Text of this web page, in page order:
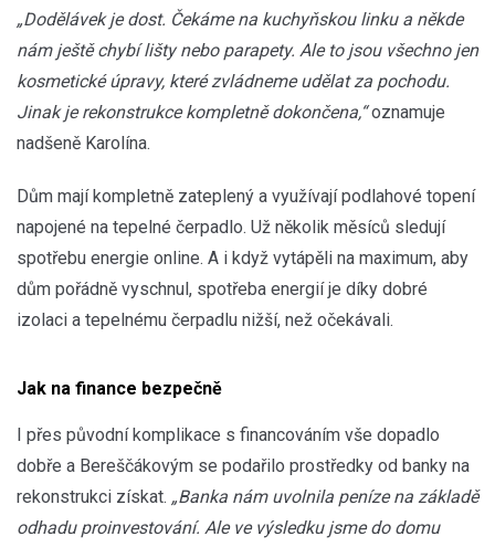
„Dodělávek je dost. Čekáme na kuchyňskou linku a někde
nám ještě chybí lišty nebo parapety. Ale to jsou všechno jen
kosmetické úpravy, které zvládneme udělat za pochodu.
Jinak je rekonstrukce kompletně dokončena,“oznamuje
nadšeně Karolína.
Dům mají kompletně zateplený a využívají podlahové topení
napojené na tepelné čerpadlo. Už několik měsíců sledují
spotřebu energie online. A i když vytápěli na maximum, aby
dům pořádně vyschnul, spotřeba energií je díky dobré
izolaci a tepelnému čerpadlu nižší, než očekávali.
Jak na finance bezpečně
I přes původní komplikace s financováním vše dopadlo
dobře a Bereščákovým se podařilo prostředky od banky na
rekonstrukci získat. „Banka nám uvolnila peníze na základě
odhadu proinvestování. Ale ve výsledku jsme do domu